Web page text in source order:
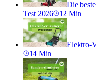
Die
Test 2026
12 Min
Elektro-
14 Min